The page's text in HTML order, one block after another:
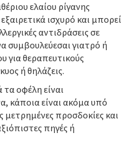
ελαίου ρίγανης
ισχυρό και μπορεί
αντιδράσεις σε
συμβουλεύεσαι γιατρό ή
για θεραπευτικούς
ή θηλάζεις.
οφέλη είναι
κάποια είναι ακόμα υπό
μετρημένες προσδοκίες και
πηγές ή